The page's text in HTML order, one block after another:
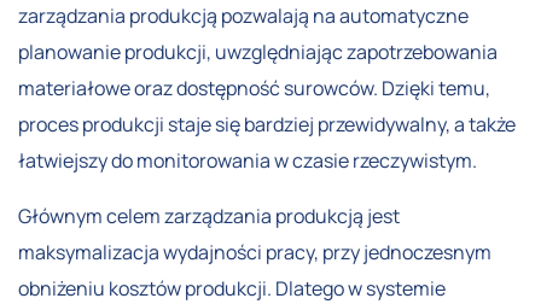
zarządzania produkcją pozwalają na automatyczne
planowanie produkcji, uwzględniając zapotrzebowania
materiałowe oraz dostępność surowców. Dzięki temu,
proces produkcji staje się bardziej przewidywalny, a także
łatwiejszy do monitorowania w czasie rzeczywistym.
Głównym celem zarządzania produkcją jest
maksymalizacja wydajności pracy, przy jednoczesnym
obniżeniu kosztów produkcji. Dlatego w systemie